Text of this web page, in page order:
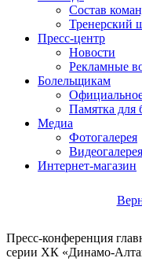
Состав
Тренерский
Пресс-центр
Новости
Рекламные
Болельщикам
Памятка для
Медиа
Фотогалерея
Видеогалерея
Интернет-магазин
Пресс-конференция
серии ХК «Динамо-